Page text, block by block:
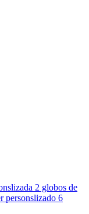
2 globos de
personslizado 6